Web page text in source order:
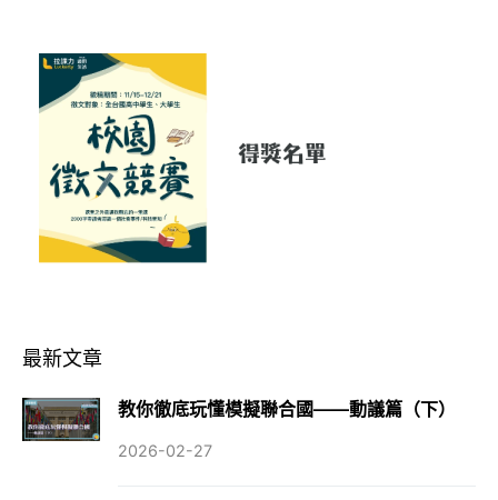
最新文章
教你徹底玩懂模擬聯合國——動議篇（下）
2026-02-27